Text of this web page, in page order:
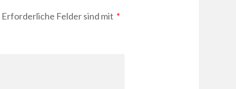
Erforderliche Felder sind mit *